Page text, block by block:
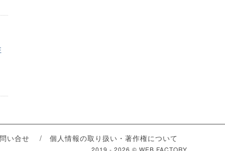
い合せ 個人情報の取り扱い・著作権について